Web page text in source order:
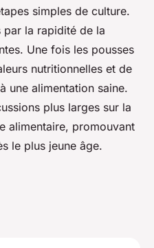
simples de culture.
par la rapidité de la
Une fois les pousses
nutritionnelles et de
une alimentation saine.
plus larges sur la
alimentaire, promouvant
le plus jeune âge.